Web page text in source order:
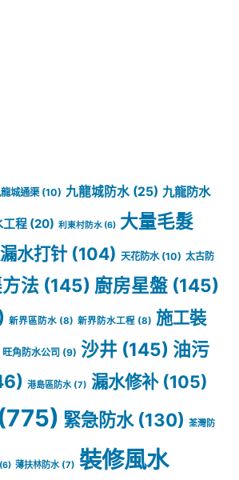
城通渠(10) 九龍城防水 (25) 九龍防水
工程 (20) 利東村防水 (6) 大量毛髮
水打针(104) 天花防水(10) 太古防
法 (145) 廚房星盤 (145)
新界區防水 (8) 新界防水工程 (8) 施工裝
旺角防水公司 (9) 沙井 (145) 油污
港島區防水(7) 漏水修补(105)
緊急防水(130) 荃灣防
(6) 薄扶林防水(7) 裝修風水